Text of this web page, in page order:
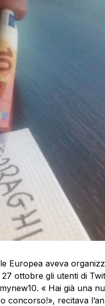
Europea aveva
ottobre gli utenti di
« Hai già una
concorso!», recitava